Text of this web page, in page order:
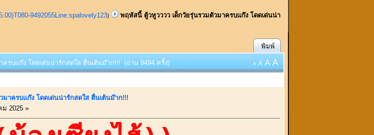
9492055Line:spalovely123)
พฤหัสนี้ ตู้วหูวววว เด็กวัยรุ่นรวมตัวมาครบแก๊ง โดดเด่นน่า
พิมพ์
รบแก๊ง โดดเด่นน่ารักสดใส ตื่นเต้นม๊าก!!! (อ่าน 9494 ครั้ง) A A A A
าครบแก๊ง โดดเด่นน่ารักสดใส ตื่นเต้นม๊าก!!!
ม 2025 »